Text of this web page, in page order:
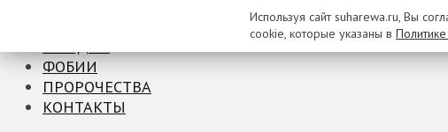
ФОБИИ
ПРОРОЧЕСТВА
КОНТАКТЫ
Используя сайт suharewa.ru, Вы
cookie, которые указаны в